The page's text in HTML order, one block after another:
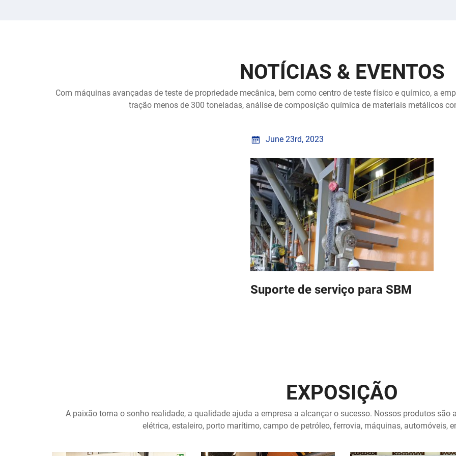
teste de
alumínio,
Sério -
Qualidade -
demandas.
NOTÍCIAS & EVENTOS
Com máquinas avançadas de teste de propriedade mecânica, bem como centro de teste físico e químico, a
tração menos de 300 toneladas, análise de composição química de materiais metálicos
June 23rd, 2023
Suporte de serviço para SBM
EXPOSIÇÃO
A paixão torna o sonho realidade, a qualidade ajuda a empresa a alcançar o sucesso. Nossos produtos
elétrica, estaleiro, porto marítimo, campo de petróleo, ferrovia, máquinas, automóveis,